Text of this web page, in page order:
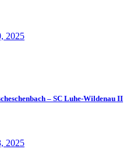
2025
– SC Luhe-Wildenau II
2025